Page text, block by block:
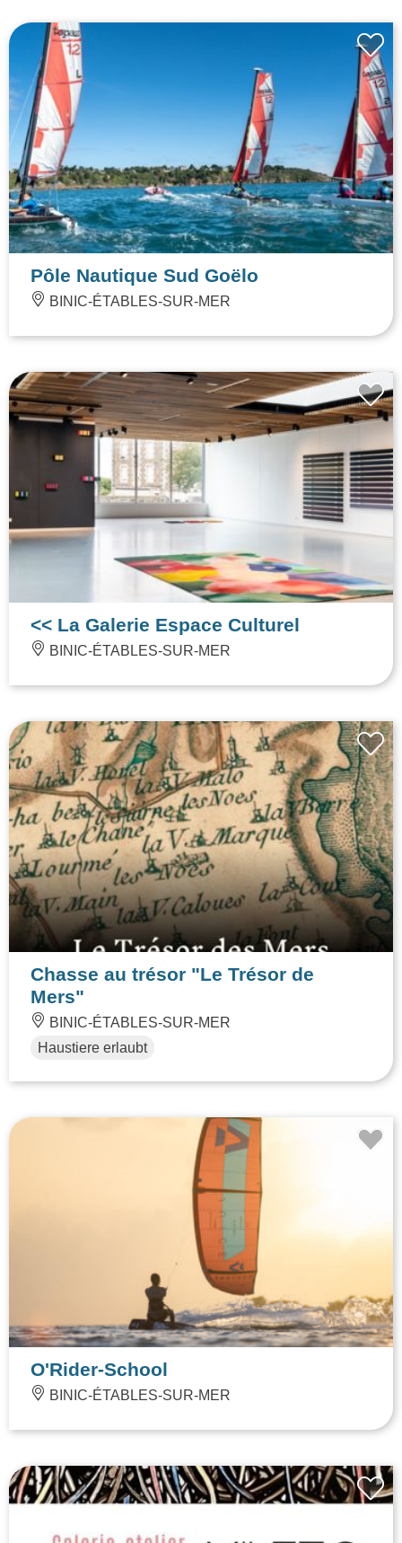
Pôle Nautique Sud Goëlo
BINIC-ÉTABLES-SUR-MER
<< La Galerie Espace Culturel
BINIC-ÉTABLES-SUR-MER
Chasse au trésor "Le Trésor de
Mers"
BINIC-ÉTABLES-SUR-MER
Haustiere erlaubt
O'Rider-School
BINIC-ÉTABLES-SUR-MER